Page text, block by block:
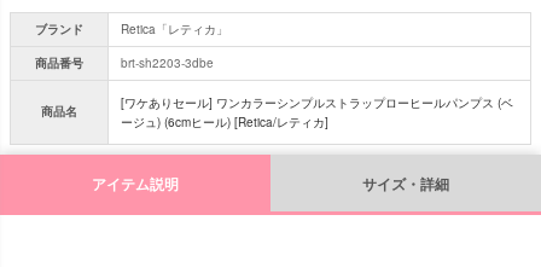
ブランド
Retica「レティカ」
商品番号
brt-sh2203-3dbe
商品名
[ワケありセール] ワンカラーシンプルストラップローヒールパンプス (ベ
ージュ) (6cmヒール) [Retica/レティカ]
アイテム説明 サイズ・詳細